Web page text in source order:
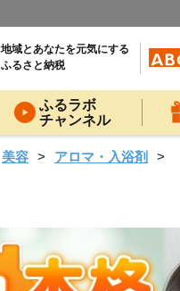
地域とあなたを元気にする
ふるさと納税
ふるラボ
チャンネル
美容 アロマ・入浴剤